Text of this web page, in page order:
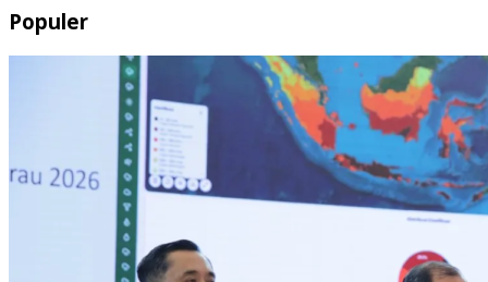
Populer